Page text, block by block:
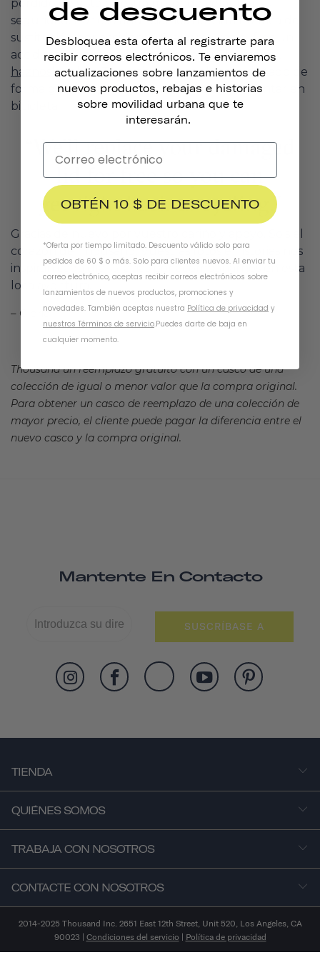
perdido de vista
nuestra misión
de velar por tu
seguridad. Por eso anunciamos nuestra Política de
sustitución por accidente. Si alguna vez sufres un
accidente mientras llevas puesto tu Thousand ,
háznoslo saber. Te sustituiremos el casco dañado de
forma gratuita para que puedas volver a montar en
bicicleta.
Gracias de nuevo por vuestro cariño y apoyo. Sois el
corazón de Thousand. Vuestras fotos e historias nos
inspiran cada día. Gracias por acompañarnos en esta
loca aventura.
– Gloria
Thousand un reemplazo gratuito con un casco de una
colección de igual o menor valor que la compra original.
Para obtener un casco de reemplazo de una colección de
mayor precio, el cliente puede pagar la diferencia entre el
nuevo casco y la compra original.
Mantente En Contacto
SUSCRÍBASE A
TIENDA
QUIÉNES SOMOS
TRABAJA CON NOSOTROS
CONTACTE CON NOSOTROS
2014-2025 Thousand Inc. 2651 East 12th Street, Unit 520, Los Angeles, CA
90023 | Condiciones del servicio | Política de privacidad
de descuento
Desbloquea esta oferta al registrarte para
recibir correos electrónicos. Te enviaremos
actualizaciones sobre lanzamientos de
nuevos productos, rebajas e historias
sobre movilidad urbana que te
interesarán.
OBTÉN 10 $ DE DESCUENTO
*Oferta por tiempo limitado. Descuento válido solo para
pedidos de 60 $ o más. Solo para clientes nuevos. Al enviar tu
correo electrónico, aceptas recibir correos electrónicos sobre
lanzamientos de nuevos productos, promociones y
novedades. También aceptas nuestra Política de privacidad y
nuestros Términos de servicio.Puedes darte de baja en
cualquier momento.